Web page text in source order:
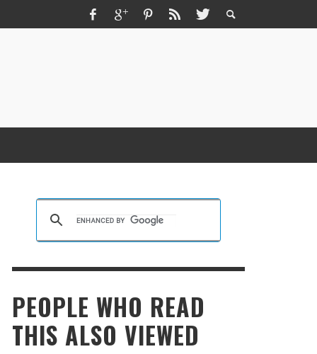
KRISTEN R SMITH , MARCH 14, 2026
6 THINGS TO DO WITH YOUR BOYFRIEND AT
PEOPLE WHO READ
THIS ALSO VIEWED